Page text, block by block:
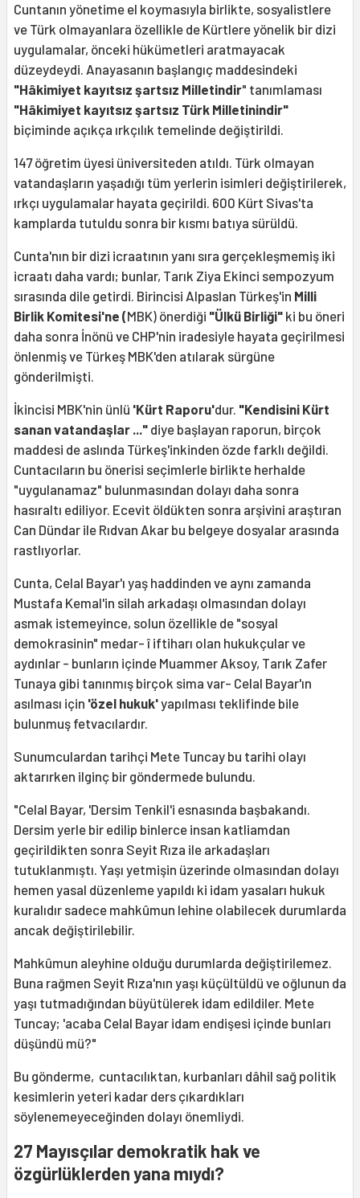
Cuntanın yönetime el koymasıyla birlikte, sosyalistlere
ve Türk olmayanlara özellikle de Kürtlere yönelik bir dizi
uygulamalar, önceki hükümetleri aratmayacak
düzeydeydi. Anayasanın başlangıç maddesindeki
"Hâkimiyet kayıtsız şartsız Milletindir" tanımlaması
"Hâkimiyet kayıtsız şartsız Türk Milletinindir"
biçiminde açıkça ırkçılık temelinde değiştirildi.
147 öğretim üyesi üniversiteden atıldı. Türk olmayan
vatandaşların yaşadığı tüm yerlerin isimleri değiştirilerek,
ırkçı uygulamalar hayata geçirildi. 600 Kürt Sivas'ta
kamplarda tutuldu sonra bir kısmı batıya sürüldü.
Cunta'nın bir dizi icraatının yanı sıra gerçekleşmemiş iki
icraatı daha vardı; bunlar, Tarık Ziya Ekinci sempozyum
sırasında dile getirdi. Birincisi Alpaslan Türkeş'in Milli
Birlik Komitesi'ne (MBK) önerdiği "Ülkü Birliği" ki bu öneri
daha sonra İnönü ve CHP'nin iradesiyle hayata geçirilmesi
önlenmiş ve Türkeş MBK'den atılarak sürgüne
gönderilmişti.
İkincisi MBK'nin ünlü 'Kürt Raporu'dur. "Kendisini Kürt
sanan vatandaşlar ..." diye başlayan raporun, birçok
maddesi de aslında Türkeş'inkinden özde farklı değildi.
Cuntacıların bu önerisi seçimlerle birlikte herhalde
"uygulanamaz" bulunmasından dolayı daha sonra
hasıraltı ediliyor. Ecevit öldükten sonra arşivini araştıran
Can Dündar ile Rıdvan Akar bu belgeye dosyalar arasında
rastlıyorlar.
Cunta, Celal Bayar'ı yaş haddinden ve aynı zamanda
Mustafa Kemal'in silah arkadaşı olmasından dolayı
asmak istemeyince, solun özellikle de "sosyal
demokrasinin" medar- î iftiharı olan hukukçular ve
aydınlar - bunların içinde Muammer Aksoy, Tarık Zafer
Tunaya gibi tanınmış birçok sima var- Celal Bayar'ın
asılması için 'özel hukuk'yapılması teklifinde bile
bulunmuş fetvacılardır.
Sunumculardan tarihçi Mete Tuncay bu tarihi olayı
aktarırken ilginç bir göndermede bulundu.
"Celal Bayar, 'Dersim Tenkil'i esnasında başbakandı.
Dersim yerle bir edilip binlerce insan katliamdan
geçirildikten sonra Seyit Rıza ile arkadaşları
tutuklanmıştı. Yaşı yetmişin üzerinde olmasından dolayı
hemen yasal düzenleme yapıldı ki idam yasaları hukuk
kuralıdır sadece mahkûmun lehine olabilecek durumlarda
ancak değiştirilebilir.
Mahkûmun aleyhine olduğu durumlarda değiştirilemez.
Buna rağmen Seyit Rıza'nın yaşı küçültüldü ve oğlunun da
yaşı tutmadığından büyütülerek idam edildiler. Mete
Tuncay; 'acaba Celal Bayar idam endişesi içinde bunları
düşündü mü?"
Bu gönderme, cuntacılıktan, kurbanları dâhil sağ politik
kesimlerin yeteri kadar ders çıkardıkları
söylenemeyeceğinden dolayı önemliydi.
27 Mayısçılar demokratik hak ve
özgürlüklerden yana mıydı?